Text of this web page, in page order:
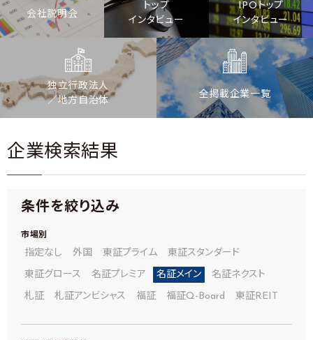
会社説明会
トップ
インタビュー
IPOトップ
インタビュー
独立行政法人
／地方自治体
全掲載企業一覧
企業検索結果
条件を絞り込み
市場別
指定なし 外国 東証プライム 東証スタンダード
東証グロース 名証プレミア 名証メイン 名証ネクスト
札証 札証アンビシャス 福証 福証Q-Board 東証REIT